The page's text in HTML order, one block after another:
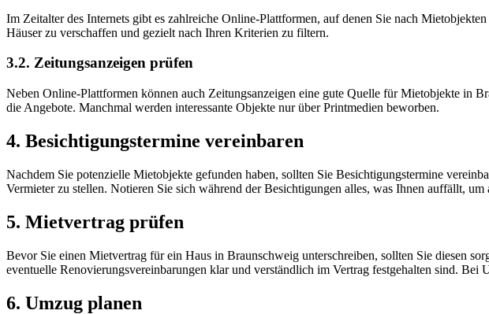
Im Zeitalter des Internets gibt es zahlreiche Online-Plattformen, auf denen Sie nach
Häuser zu verschaffen und gezielt nach Ihren Kriterien zu filtern.
3.2. Zeitungsanzeigen prüfen
Neben Online-Plattformen können auch Zeitungsanzeigen eine gute Quelle für Mietobjekte in
die Angebote. Manchmal werden interessante Objekte nur über Printmedien beworben.
4. Besichtigungstermine vereinbaren
Nachdem Sie potenzielle Mietobjekte gefunden haben, sollten Sie Besichtigungstermine
Vermieter zu stellen. Notieren Sie sich während der Besichtigungen alles, was Ihnen auffällt,
5. Mietvertrag prüfen
Bevor Sie einen Mietvertrag für ein Haus in Braunschweig unterschreiben, sollten Sie diesen
eventuelle Renovierungsvereinbarungen klar und verständlich im Vertrag festgehalten sind.
6. Umzug planen